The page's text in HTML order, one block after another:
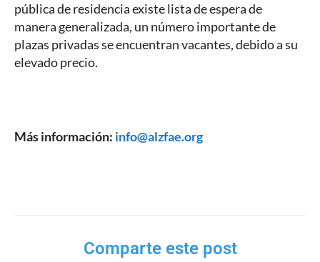
pública de residencia existe lista de espera de
manera generalizada, un número importante de
plazas privadas se encuentran vacantes, debido a su
elevado precio.
Más información: info@alzfae.org
Comparte este post